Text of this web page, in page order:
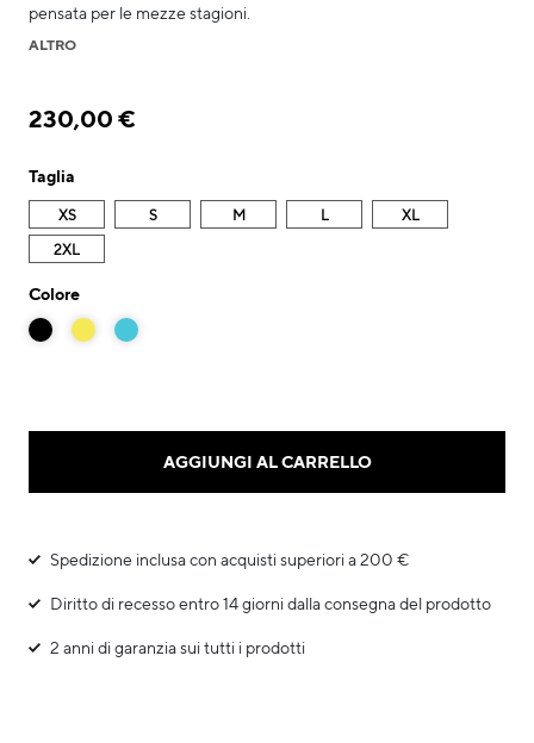
pensata per le mezze stagioni.
ALTRO
230,00 €
Taglia
XS S M L
XL
2XL
Colore
AGGIUNGI AL CARRELLO
Spedizione inclusa con acquisti superiori a 200 €
Diritto di recesso entro 14 giorni dalla consegna del prodotto
2 anni di garanzia sui tutti i prodotti